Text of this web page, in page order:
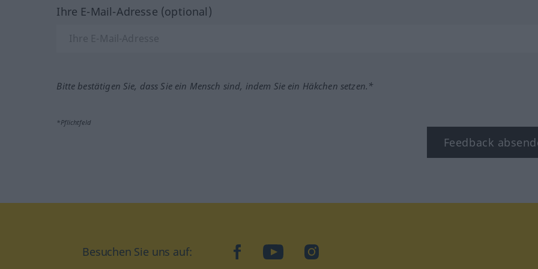
Ihre E-Mail-Adresse (optional)
Bitte bestätigen Sie, dass Sie ein Mensch sind, indem Sie ein Häkchen setzen.*
*Pflichtfeld
Feedback
Besuchen Sie uns auf: facebookYouTubeInstagram